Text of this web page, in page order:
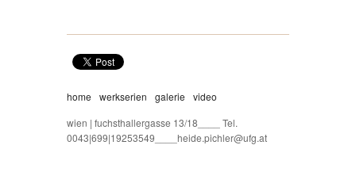
home werkserien galerie
video
wien | fuchsthallergasse 13/18____ Tel.
0043|699|19253549____heide.pichler@ufg.at